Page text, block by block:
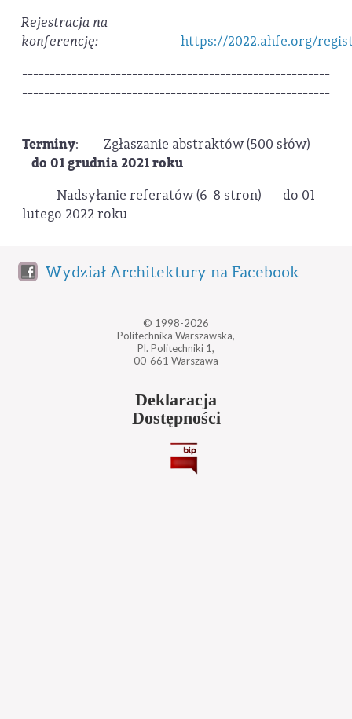
Rejestracja na
konferencję:
https://2022.ahfe.org/
--------------------------------------------------------
--------------------------------------------------------
---------
Terminy: Zgłaszanie abstraktów (500 słów)
do 01 grudnia 2021 roku
Nadsyłanie referatów (6-8 stron) do 01
lutego 2022 roku
Wydział Architektury na Facebook
© 1998-2026
Politechnika Warszawska,
Pl. Politechniki 1,
00-661 Warszawa
Deklaracja
Dostępności